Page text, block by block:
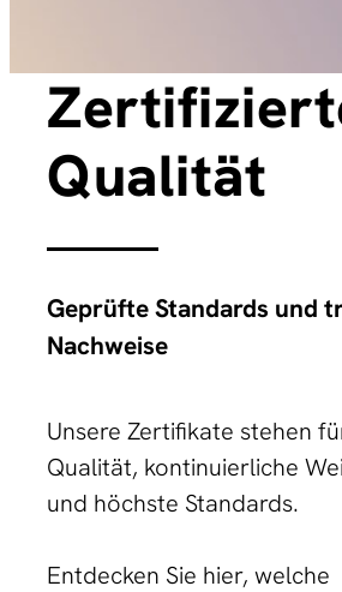
Qualität
Geprüfte Standards und
Nachweise
Unsere Zertifikate stehen
Qualität, kontinuierliche
und höchste Standards.
Entdecken Sie hier, welche